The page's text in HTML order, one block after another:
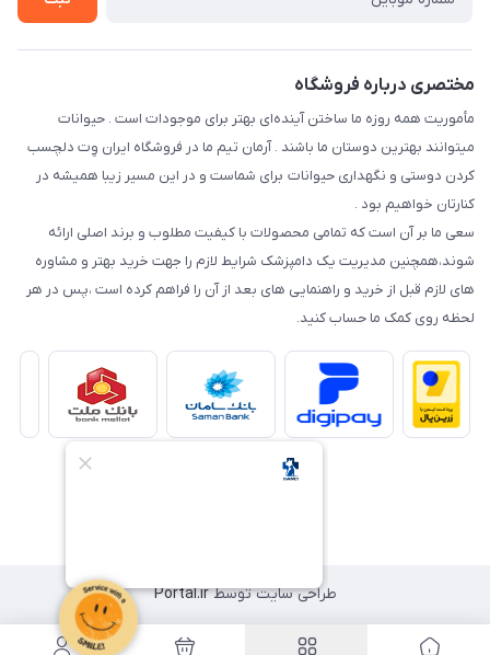
مختصری درباره فروشگاه
مأموریت همه روزه ما ساختن آینده‌ای بهتر برای موجودات است . حیوانات
میتوانند بهترین دوستان ما باشند . آرمان تیم ما در فروشگاه ایران وِت دلچسب
کردن دوستی و نگهداری حیوانات برای شماست و در این مسیر زیبا همیشه در
کنارتان خواهیم بود .
سعی ما بر آن است که تمامی محصولات با کیفیت مطلوب و برند اصلی ارائه
شوند،همچنین مدیریت یک دامپزشک شرایط لازم را جهت خرید بهتر و مشاوره
های لازم قبل از خرید و راهنمایی های بعد از آن را فراهم کرده است ،پس در هر
لحظه روی کمک ما حساب کنید.
طراحی سایت توسطPortal.ir